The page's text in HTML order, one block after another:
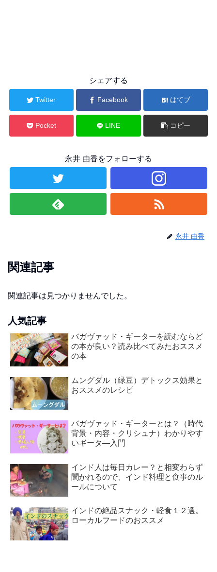
シェアする
Twitter Facebook はてブ
Pocket LINE コピー
永井 由香をフォローする
永井 由香
関連記事
関連記事は見つかりませんでした。
人気記事
バガヴァッド・ギーターを読むならど
の本が良い？読み比べてみたおススメ
の本
ムングダル（緑豆）デトックス効果と
おススメのレシピ
バガヴァッド・ギーターとは？（時代
背景・内容・クリシュナ）わかりやす
いギータ―入門
インド人は毎日カレー？と相変わらず
聞かれるので、インド料理と食事のル
ールについて
インドの絶品スナック・軽食１２選。
ローカルフードのおススメ